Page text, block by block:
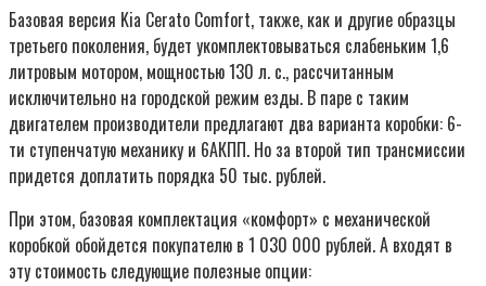
Базовая версия Kia Cerato Comfort, также, как и другие образцы
третьего поколения, будет укомплектовываться слабеньким 1,6
литровым мотором, мощностью 130 л. с., рассчитанным
исключительно на городской режим езды. В паре с таким
двигателем производители предлагают два варианта коробки: 6-
ти ступенчатую механику и 6АКПП. Но за второй тип трансмиссии
придется доплатить порядка 50 тыс. рублей.
При этом, базовая комплектация «комфорт» с механической
коробкой обойдется покупателю в 1 030 000 рублей. А входят в
эту стоимость следующие полезные опции: